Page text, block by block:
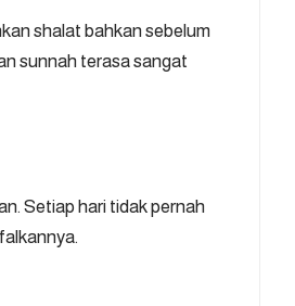
shalat bahkan sebelum
sunnah terasa sangat
Setiap hari tidak pernah